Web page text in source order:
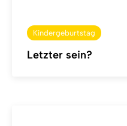
Kindergeburtstag
Letzter sein?